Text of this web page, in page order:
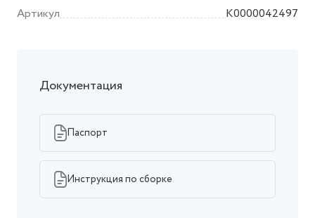
Артикул
K0000042497
Документация
Паспорт
Инструкция по сборке